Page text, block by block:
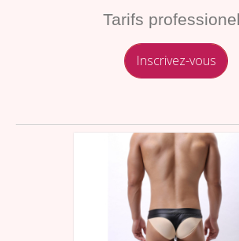
Tarifs
Inscrivez-vous